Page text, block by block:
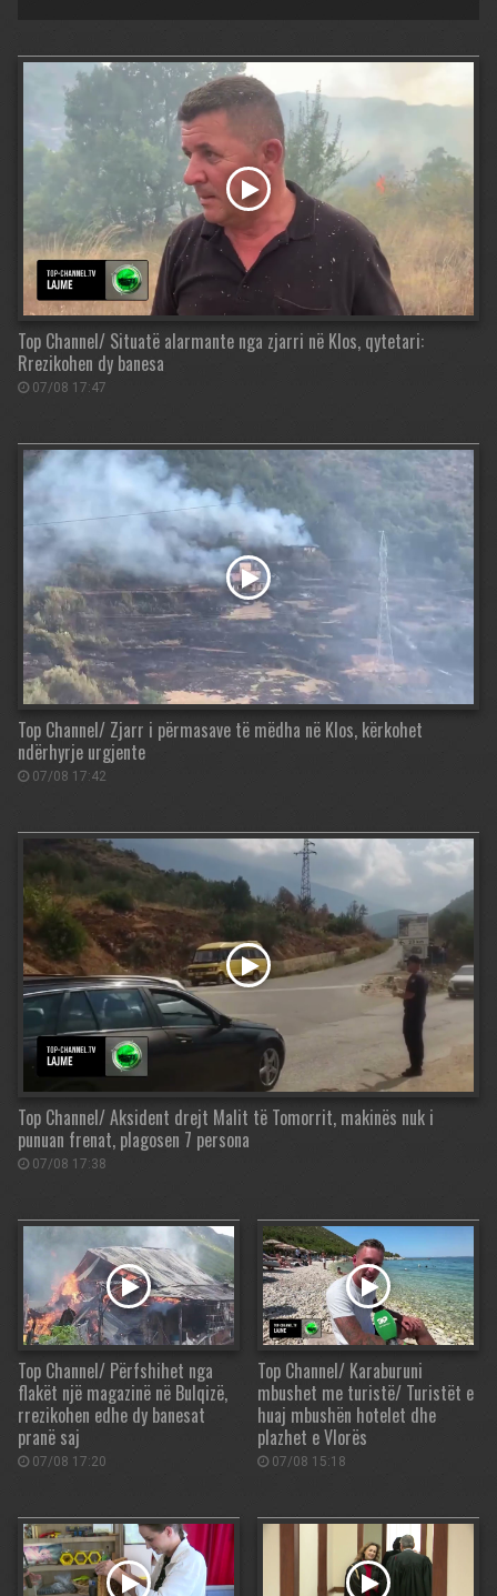
Top Channel/ Situatë alarmante nga zjarri në Klos, qytetari:
Rrezikohen dy banesa
07/08 17:47
Top Channel/ Zjarr i përmasave të mëdha në Klos, kërkohet
ndërhyrje urgjente
07/08 17:42
Top Channel/ Aksident drejt Malit të Tomorrit, makinës nuk i
punuan frenat, plagosen 7 persona
07/08 17:38
Top Channel/ Përfshihet nga
flakët një magazinë në Bulqizë,
rrezikohen edhe dy banesat
pranë saj
07/08 17:20
Top Channel/ Karaburuni
mbushet me turistë/ Turistët e
huaj mbushën hotelet dhe
plazhet e Vlorës
07/08 15:18